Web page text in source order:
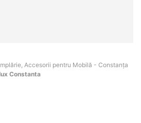
Accesorii pentru Mobilă - Constanţa
Constanta